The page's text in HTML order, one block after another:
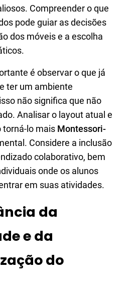
Compreender o que
pode guiar as decisões
dos móveis e a escolha
é observar o que já
ter um ambiente
não significa que não
Analisar o layout atual e
torná-lo mais Montessori-
Considere a inclusão
colaborativo, bem
onde os alunos
em suas atividades.
da
e da
do